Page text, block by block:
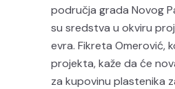
područja grada Novog
su sredstva u okviru
evra. Fikreta Omerović,
projekta, kaže da će
za kupovinu plastenika